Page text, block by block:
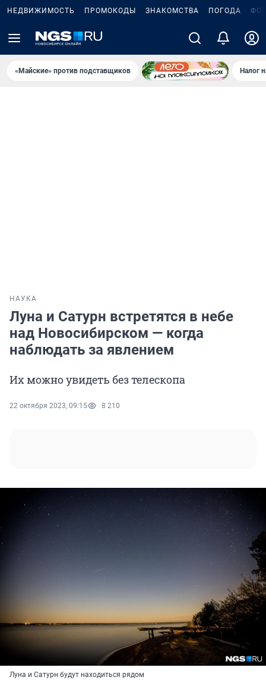
НЕДВИЖИМОСТЬ ПРОМОКОДЫ ЗНАКОМСТВА ПОГОДА
«Майские» против подставщиков Налог
НАУКА
Луна и Сатурн встретятся в небе
над Новосибирском — когда
наблюдать за явлением
Их можно увидеть без телескопа
22 октября 2023, 09:15 8 210
Луна и Сатурн будут находиться рядом